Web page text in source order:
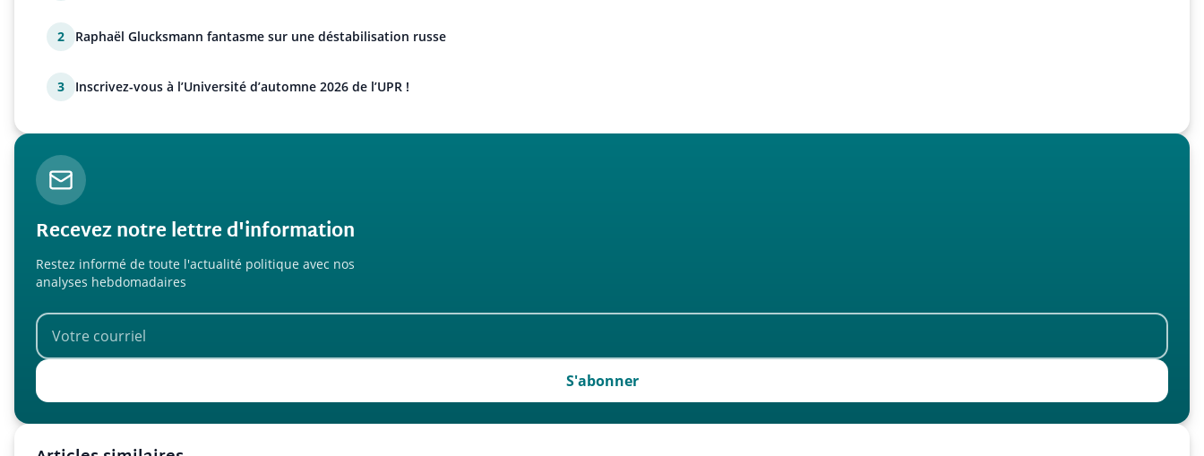
2 Raphaël Glucksmann fantasme sur une déstabilisation russe
3 Inscrivez-vous à l’Université d’automne 2026 de l’UPR !
Recevez notre lettre d'information
Restez informé de toute l'actualité politique avec nos
analyses hebdomadaires
S'abonner